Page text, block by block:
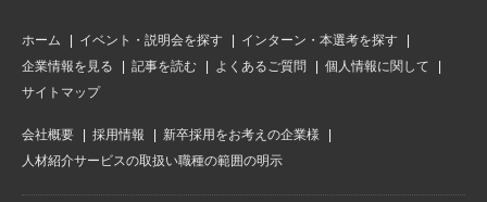
ホーム イベント・説明会を探す
インターン・本選考を探す
企業情報を見る
記事を読む よくあるご質問
個人情報に関して
サイトマップ
会社概要 採用情報
新卒採用をお考えの企業様
人材紹介サービスの取扱い職種の範囲の明示